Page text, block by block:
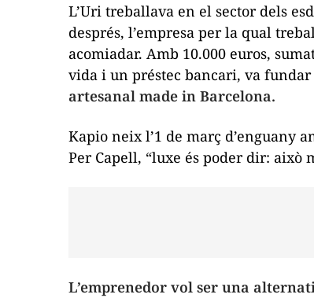
L’Uri treballava en el sector dels
després, l’empresa per la qual
acomiadar. Amb 10.000 euros,
vida i un préstec bancari, va
artesanal made in Barcelona.
Kapio neix l’1 de març d’enguany
Per Capell, “luxe és poder dir: això
L’emprenedor vol ser una